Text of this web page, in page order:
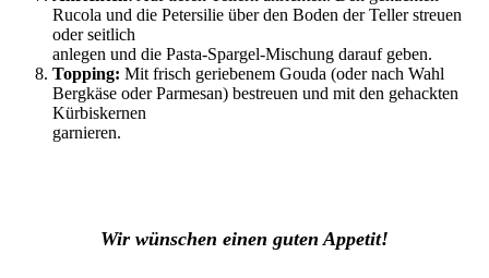
Rucola und die Petersilie über den Boden der Teller streuen
oder seitlich
anlegen und die Pasta-Spargel-Mischung darauf geben.
Topping: Mit frisch geriebenem Gouda (oder nach Wahl
Bergkäse oder Parmesan) bestreuen und mit den gehackten
Kürbiskernen
garnieren.
Wir wünschen einen guten Appetit!